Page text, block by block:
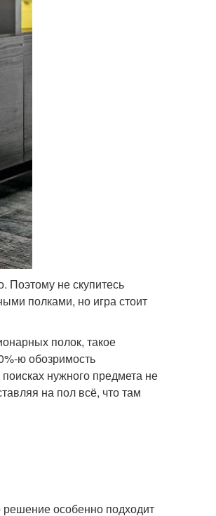
не скупитесь
полками, но игра стоит
полок, такое
ю обозримость
нужного предмета не
на пол всё, что там
особенно подходит